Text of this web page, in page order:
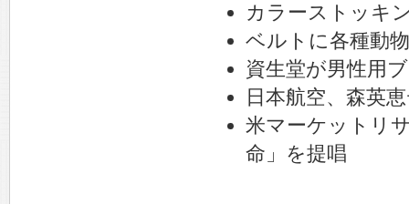
カラーストッキ
ベルトに各種動
資生堂が男性用
日本航空、森英
米マーケットリ
命」を提唱